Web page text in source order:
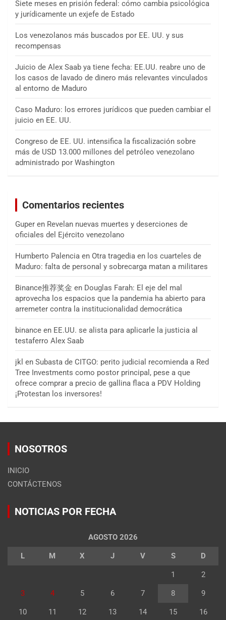
Siete meses en prisión federal: cómo cambia psicológica
y jurídicamente un exjefe de Estado
Los venezolanos más buscados por EE. UU. y sus
recompensas
Juicio de Alex Saab ya tiene fecha: EE.UU. reabre uno de
los casos de lavado de dinero más relevantes vinculados
al entorno de Maduro
Caso Maduro: los errores jurídicos que pueden cambiar el
juicio en EE. UU.
Congreso de EE. UU. intensifica la fiscalización sobre
más de USD 13.000 millones del petróleo venezolano
administrado por Washington
Comentarios recientes
Guper en Revelan nuevas muertes y deserciones de
oficiales del Ejército venezolano
Humberto Palencia en Otra tragedia en los cuarteles de
Maduro: falta de personal y sobrecarga matan a militares
Binance推荐奖金 en Douglas Farah: El eje del mal
aprovecha los espacios que la pandemia ha abierto para
arremeter contra la institucionalidad democrática
binance en EE.UU. se alista para aplicarle la justicia al
testaferro Alex Saab
jkl en Subasta de CITGO: perito judicial recomienda a Red
Tree Investments como postor principal, pese a que
ofrece comprar a precio de gallina flaca a PDV Holding
¡Protestan los inversores!
NOSOTROS
INICIO
CONTÁCTENOS
NOTICIAS POR FECHA
AGOSTO 2026
L M X J V S D
1 2
3 4 5 6 7 8 9
10 11 12 13 14 15 16